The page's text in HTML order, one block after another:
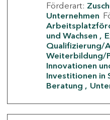
Förderart:
Unternehmen
und Wachsen
Qualifizierung/
Weiterbildung/
Innovationen
Investitionen in
Beratung